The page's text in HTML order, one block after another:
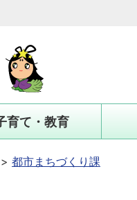
育て・教育
都市まちづくり課